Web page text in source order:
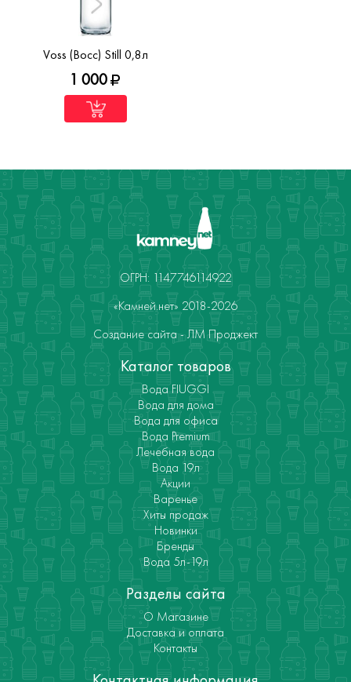
Voss (Восс) Still 0,8л
1 000
ОГРН: 1147746114922
«Камней.нет» 2018-2026
Создание сайта - ЛМ Проджект
Каталог товаров
Вода FIUGGI
Вода для дома
Вода для офиса
Вода Premium
Лечебная вода
Вода 19л
Акции
Варенье
Хиты продаж
Новинки
Бренды
Вода 5л-19л
Разделы сайта
О Магазине
Доставка и оплата
Контакты